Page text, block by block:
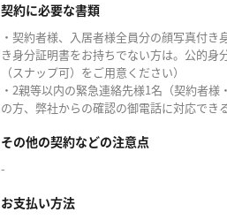
契約に必要な書類
・契約者様、入居者様全員分の顔写真付き
き身分証明書をお持ちでない方は。公的身
（スナップ可）をご用意ください）
・2親等以内の緊急連絡先様1名（契約者様
の方、弊社からの確認の御電話に対応できる
その他の契約などの注意点
-
お支払い方法